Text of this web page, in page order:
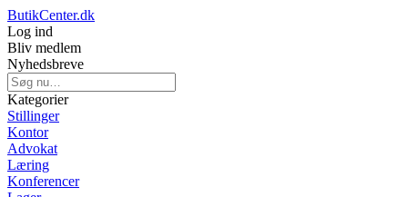
ButikCenter.dk
Log ind
Bliv medlem
Nyhedsbreve
Kategorier
Stillinger
Kontor
Advokat
Læring
Konferencer